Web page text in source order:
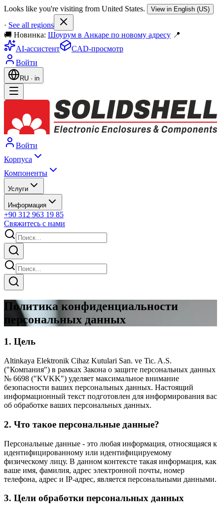
Looks like you're visiting from United States. View in English (US)
· See all regions
🚚 Новинка: Шоурум в Анкаре по новому адресу 📍
AI-ассистент
CAD-просмотр
Войти
RU · in
Войти
Корпуса
Компоненты
Услуги
Информация
+90 312 963 19 85
Свяжитесь с нами
Политика конфиденциальности
персональных данных
1. Цель
Altinkaya Elektronik Cihaz Kutulari San. ve Tic. A.S.
("Компания") в рамках Закона о защите персональных данных
№ 6698 ("KVKK") уделяет максимальное внимание
безопасности ваших персональных данных. Настоящий
информационный текст подготовлен для информирования вас
об обработке ваших персональных данных.
2. Что такое персональные данные?
Персональные данные - это любая информация, относящаяся к
идентифицированному или идентифицируемому
физическому лицу. В данном контексте такая информация, как
ваше имя, фамилия, адрес электронной почты, номер
телефона, адрес и IP-адрес, является персональными данными.
3. Цели обработки персональных данных